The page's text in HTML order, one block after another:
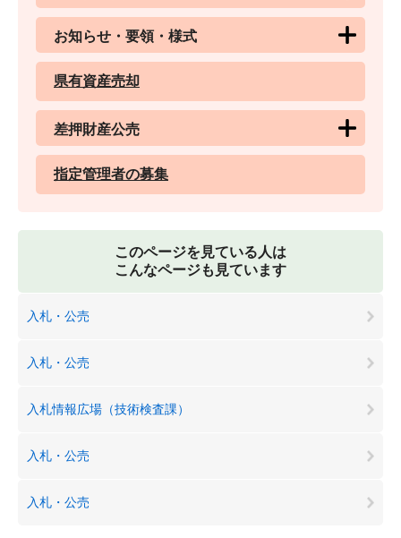
お知らせ・要領・様式
県有資産売却
差押財産公売
指定管理者の募集
このページを見ている人は
こんなページも見ています
入札・公売
入札・公売
入札情報広場（技術検査課）
入札・公売
入札・公売